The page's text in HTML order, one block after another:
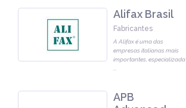
Alifax Brasil
Fabricantes
A Alifax é uma das
empresas italianas mais
importantes, especializada
APB